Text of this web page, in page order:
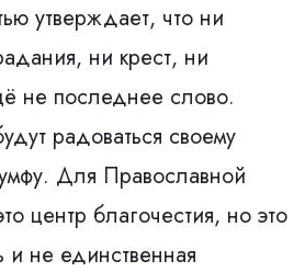
утверждает, что ни
ни крест, ни
не последнее слово.
радоваться своему
Для Православной
центр благочестия, но это
и не единственная